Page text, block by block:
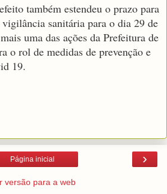
também estendeu o prazo para
sanitária para o dia 29 de
uma das ações da Prefeitura de
o rol de medidas de prevenção e
19.
›
Página inicial
versão para a web